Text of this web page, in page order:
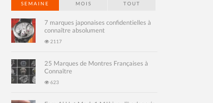
SEMAINE MOIS TOUT
7 marques japonaises confidentielles à
connaître absolument
2117
25 Marques de Montres Françaises à
Connaître
623